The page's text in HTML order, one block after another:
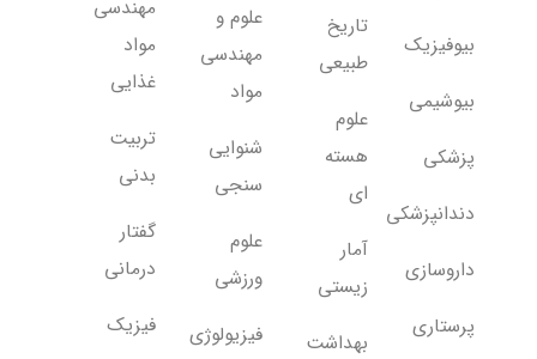
بیوفیزیک
بیوشیمی
پزشکی
دندانپزشکی
داروسازی
پرستاری
تاریخ
طبیعی
علوم
هسته
ای
آمار
زیستی
بهداشت
علوم و
مهندسی
مواد
شنوایی
سنجی
علوم
ورزشی
فیزیولوژی
مهندسی
مواد
غذایی
تربیت
بدنی
گفتار
درمانی
فیزیک